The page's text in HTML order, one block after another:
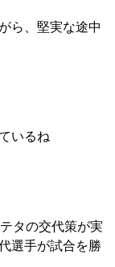
ら、堅実な途中
いるね
タの交代策が実
選手が試合を勝